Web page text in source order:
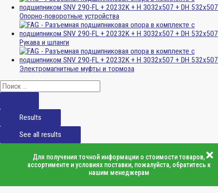
Опорно-поворотные устройства
Рукава и шланги
Электромагнитные муфты и тормоза
Results
See all results
Для получения точной информации о стоимости товаров,
ассортименте и условиях поставки, пожалуйста, обратитесь к
нашим менеджерам